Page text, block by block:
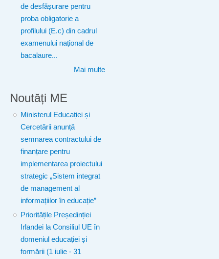
de desfășurare pentru
proba obligatorie a
profilului (E.c) din cadrul
examenului național de
bacalaure...
Mai multe
Noutăți ME
Ministerul Educației și
Cercetării anunță
semnarea contractului de
finanțare pentru
implementarea proiectului
strategic „Sistem integrat
de management al
informațiilor în educație”
Prioritățile Președinției
Irlandei la Consiliul UE în
domeniul educației și
formării (1 iulie - 31